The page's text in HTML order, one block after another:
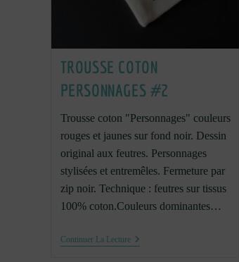
TROUSSE COTON
PERSONNAGES #2
Trousse coton "Personnages" couleurs
rouges et jaunes sur fond noir. Dessin
original aux feutres. Personnages
stylisées et entremêles. Fermeture par
zip noir. Technique : feutres sur tissus
100% coton.Couleurs dominantes…
Continuer La LectureTrousse
Coton